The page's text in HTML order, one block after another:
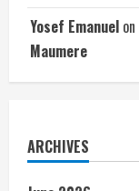
Yosef Emanuel on
Maumere
ARCHIVES